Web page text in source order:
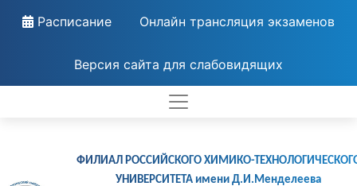
Расписание Онлайн трансляция экзаменов
Версия сайта для слабовидящих
ФИЛИАЛ РОССИЙСКОГО ХИМИКО-
УНИВЕРСИТЕТА имени Д.И.Менделеева